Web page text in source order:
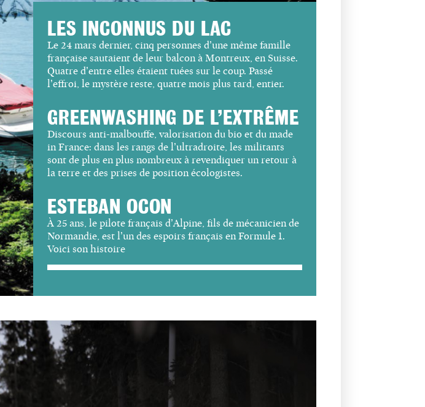
LES INCONNUS DU LAC
Le 24 mars dernier, cinq personnes d’unemême famille
française sautaient de leurbalcon à Montreux, en Suisse.
Quatre d’entreelles étaient tuées sur le coup. Passé
l’effroi, lemystère reste, quatre mois plus tard, entier.
GREENWASHING DE L’EXTRÊME
Discours anti-malbouffe, valorisation du bio et dumade
in France: dans les rangs de l’ultradroite, lesmilitants
sont de plus en plus nombreux à revendiquerun retour à
la terre et des prises de position écologistes.
ESTEBAN OCON
À 25 ans, le pilote français d’Alpine, fils demécanicien de
Normandie, est l’un des espoirs françaisen Formule 1.
Voici son histoire